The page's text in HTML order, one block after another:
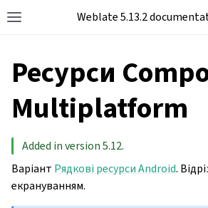
Toggle site navigation sidebar
Weblate 5.13.2
Ресурси
Multiplatform
Added in version 5.12.
Варіант Рядкові ресурси Android.
екрануванням.